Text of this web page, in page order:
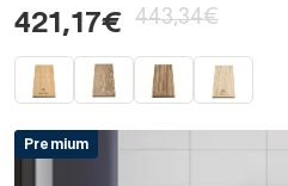
421,17€ 443,34€
Premium